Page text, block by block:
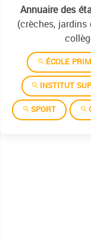
Annuaire des
(crèches,
ÉCOLE
INSTITUT
SPORT